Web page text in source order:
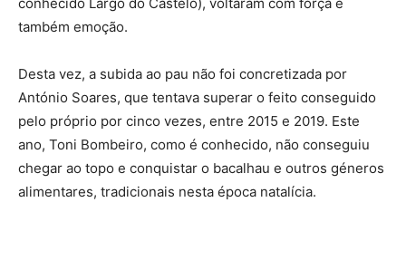
também emoção.
Desta vez, a subida ao pau não foi concretizada por
António Soares, que tentava superar o feito conseguido
pelo próprio por cinco vezes, entre 2015 e 2019. Este
ano, Toni Bombeiro, como é conhecido, não conseguiu
chegar ao topo e conquistar o bacalhau e outros géneros
alimentares, tradicionais nesta época natalícia.